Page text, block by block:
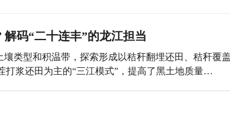
码“二十连丰”的龙江担当
类型和积温带，探索形成以秸秆翻埋还田、秸秆覆
打浆还田为主的“三江模式”，提高了黑土地质量…